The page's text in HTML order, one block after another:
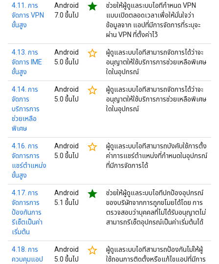
4.11. การ
จัดการ VPN
ขั้นสูง
Android
7.0 ขึ้นไป
star
ช่วยให้ผู้ดูแลระบบไอทีกำหนด VPN
แบบเปิดตลอดเวลาเพื่อให้มั่นใจว่า
ข้อมูลจาก แอปที่มีการจัดการที่ระบุจะ
ผ่าน VPN ที่ตั้งค่าไว้
4.13. การ
จัดการ IME
ขั้นสูง
Android
5.0 ขึ้นไป
star_border
ผู้ดูแลระบบไอทีสามารถจัดการได้ว่าจะ
อนุญาตให้ใช้บริการการช่วยเหลือพิเศษ
ใดในอุปกรณ์
4.14. การ
จัดการ
บริการการ
ช่วยเหลือ
พิเศษ
Android
5.0 ขึ้นไป
star_border
ผู้ดูแลระบบไอทีสามารถจัดการได้ว่าจะ
อนุญาตให้ใช้บริการการช่วยเหลือพิเศษ
ใดในอุปกรณ์
4.16. การ
จัดการการ
แชร์ตำแหน่ง
ขั้นสูง
Android
5.0 ขึ้นไป
star_border
ผู้ดูแลระบบไอทีสามารถบังคับใช้การตั้ง
ค่าการแชร์ตำแหน่งที่กำหนดในอุปกรณ์
ที่มีการจัดการได้
4.17. การ
จัดการการ
ป้องกันการ
รีเซ็ตเป็นค่า
เริ่มต้น
Android
5.1 ขึ้นไป
star
ช่วยให้ผู้ดูแลระบบไอทีปกป้องอุปกรณ์
ของบริษัทจากการถูกขโมยได้โดย การ
ตรวจสอบว่าบุคคลที่ไม่ได้รับอนุญาตไม่
สามารถรีเซ็ตอุปกรณ์เป็นค่าเริ่มต้นได้
4.18. การ
ควบคุมแอป
Android
5.0 ขึ้นไป
star_border
ผู้ดูแลระบบไอทีสามารถป้องกันไม่ให้ผู้
ใช้ถอนการติดตั้งหรือแก้ไขแอปที่มีการ